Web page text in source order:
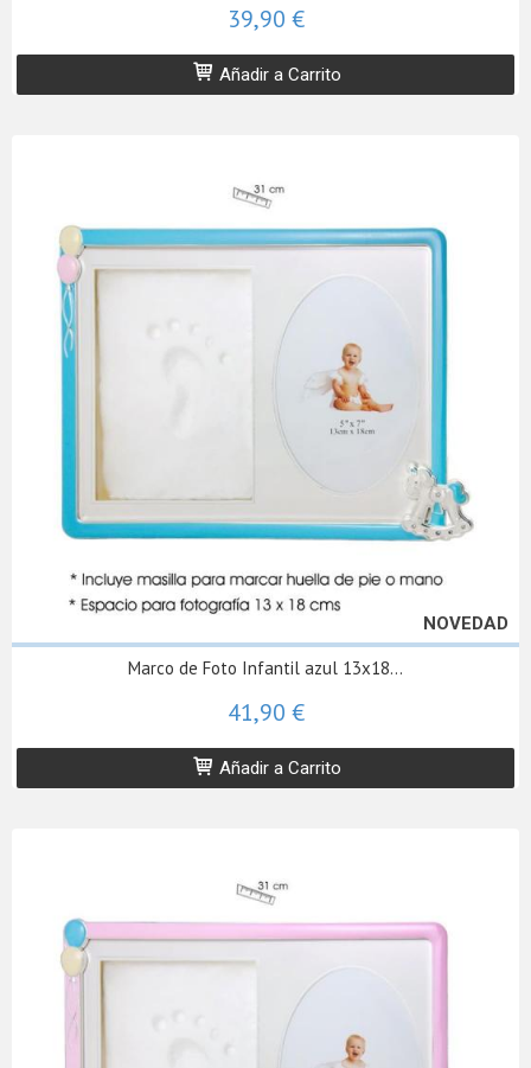
39,90 €
Añadir a Carrito
NOVEDAD
Marco de Foto Infantil azul 13x18...
41,90 €
Añadir a Carrito